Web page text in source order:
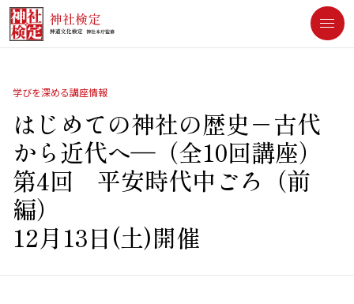
[an error occurred while processing this directive]
学びを深める講座情報
はじめての神社の歴史－古代
から近代へ―（全10回講座）
第4回 平安時代中ごろ（前
編）
12月13日(土)開催